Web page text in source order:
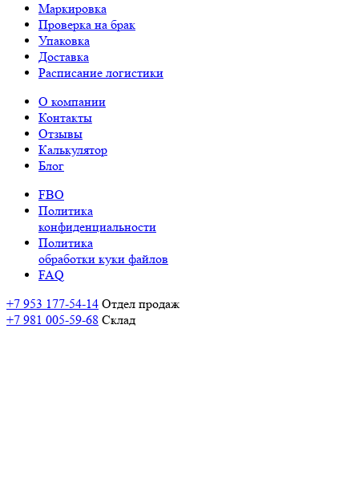
Маркировка
Проверка на брак
Упаковка
Доставка
Расписание логистики
О компании
Контакты
Отзывы
Калькулятор
Блог
FBO
Политика
конфиденциальности
Политика
обработки куки файлов
FAQ
+7 953 177-54-14 Отдел продаж
+7 981 005-59-68 Склад